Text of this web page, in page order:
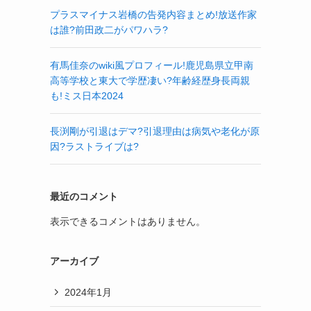
プラスマイナス岩橋の告発内容まとめ!放送作家
は誰?前田政二がパワハラ?
有馬佳奈のwiki風プロフィール!鹿児島県立甲南
高等学校と東大で学歴凄い?年齢経歴身長両親
も!ミス日本2024
長渕剛が引退はデマ?引退理由は病気や老化が原
因?ラストライブは?
最近のコメント
表示できるコメントはありません。
アーカイブ
2024年1月